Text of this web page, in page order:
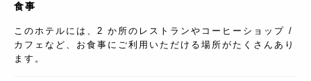
食事
このホテルには、2 か所のレストランやコーヒーショップ /
カフェなど、お食事にご利用いただける場所がたくさんあり
ます。